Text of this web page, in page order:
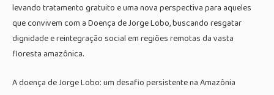
levando tratamento gratuito e uma nova perspectiva para aqueles
que convivem com a Doença de Jorge Lobo, buscando resgatar
dignidade e reintegração social em regiões remotas da vasta
floresta amazônica.
A doença de Jorge Lobo: um desafio persistente na Amazônia